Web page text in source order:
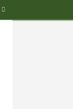
nach:
Suchen